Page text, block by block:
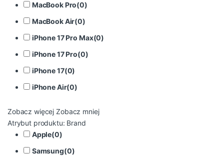
MacBook Pro(0)
MacBook Air(0)
iPhone 17 Pro Max(0)
iPhone 17 Pro(0)
iPhone 17(0)
iPhone Air(0)
Zobacz więcej Zobacz mniej
Atrybut produktu: Brand
Apple(0)
Samsung(0)